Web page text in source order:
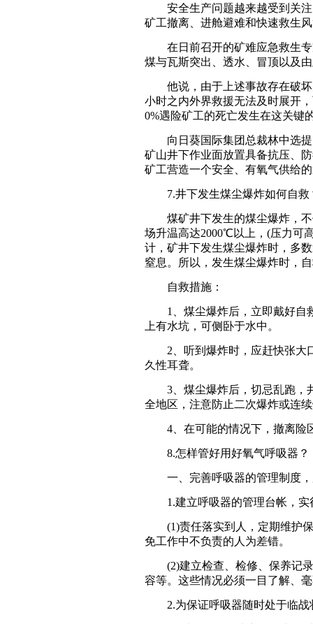
安全生产问题越来越受到关注
矿工撤离、进舱避难和快速救生
在日前召开的矿难应急救生专
煤与瓦斯突出、透水、冒顶以及
他说，由于上述事故存在破坏
小时之内外界救援无法及时展开
0%遇险矿工的死亡发生在这关键
向日葵国际集团总裁林中选提
矿山井下作业面放置具备抗压、
矿工营造一个安全、有氧气供给
7.井下发生煤尘爆炸如何自救
煤矿井下发生的煤尘爆炸，不
场升温高达2000℃以上，(压力可
计，矿井下发生煤尘爆炸时，多
窒息。所以，发生煤尘爆炸时，
自救措施：
1、煤尘爆炸后，立即戴好自救
上有水坑，可侧卧于水中。
2、听到爆炸时，应赶快张大口
久性耳聋。
3、煤尘爆炸后，切忌乱跑，井
全地区，注意防止二次爆炸或连
4、在可能的情况下，撤离险
8.怎样管好用好氧气呼吸器？
一、完善呼吸器的管理制度，
1.建立呼吸器的管理台帐，实
(1)责任落实到人，定期维护保
免工作中不负责的人为差错。
(2)建立检查、检修、保养记录
容等。这些情况必须一目了解、
2.为保证呼吸器随时处于临战